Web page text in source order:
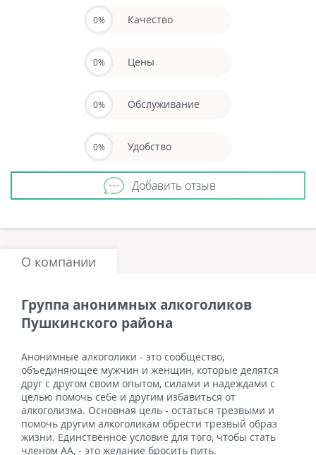
0% Качество
0% Цены
0% Обслуживание
0% Удобство
Добавить отзыв
О компании
Группа анонимных алкоголиков
Пушкинского района
Анонимные алкоголики - это сообщество,
объединяющее мужчин и женщин, которые делятся
друг с другом своим опытом, силами и надеждами с
целью помочь себе и другим избавиться от
алкоголизма. Основная цель - остаться трезвыми и
помочь другим алкоголикам обрести трезвый образ
жизни. Единственное условие для того, чтобы стать
членом АА, - это желание бросить пить.